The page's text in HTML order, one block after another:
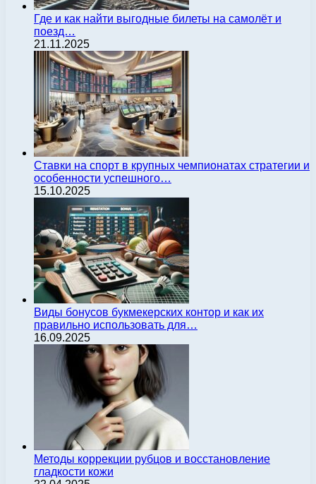
Где и как найти выгодные билеты на самолёт и
поезд…
21.11.2025
Ставки на спорт в крупных чемпионатах стратегии и
особенности успешного…
15.10.2025
Виды бонусов букмекерских контор и как их
правильно использовать для…
16.09.2025
Методы коррекции рубцов и восстановление
гладкости кожи